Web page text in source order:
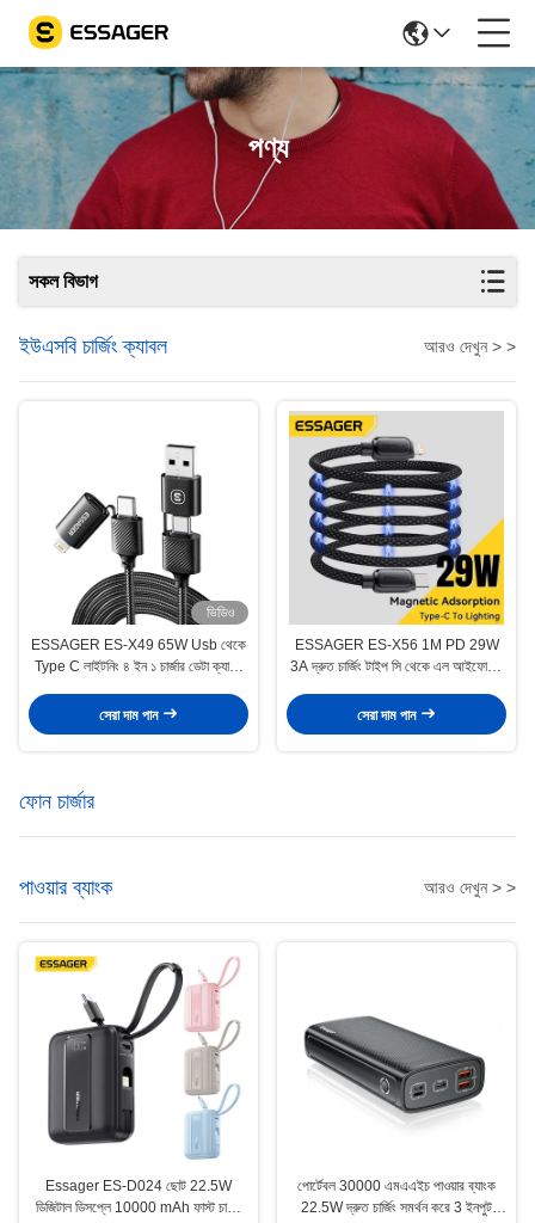
পণ্য
সকল বিভাগ
ইউএসবি চার্জিং ক্যাবল আরও দেখুন > >
ভিডিও
ESSAGER ES-X49 65W Usb থেকে
Type C লাইটনিং ৪ ইন ১ চার্জার ডেটা ক্যাবল
সেরা দাম পান
ESSAGER ES-X56 1M PD 29W
3A দ্রুত চার্জিং টাইপ সি থেকে এল আইফোনের
সেরা দাম পান
ফোন চার্জার
পাওয়ার ব্যাংক আরও দেখুন > >
Essager ES-D024 ছোট 22.5W
ডিজিটাল ডিসপ্লে 10000 mAh ফাস্ট চার্জিং
পোর্টেবল 30000 এমএএইচ পাওয়ার ব্যাংক
22.5W দ্রুত চার্জিং সমর্থন করে 3 ইনপুট